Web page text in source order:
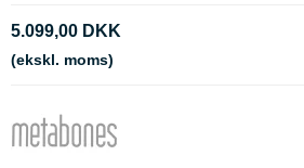
5.099,00 DKK
(ekskl. moms)